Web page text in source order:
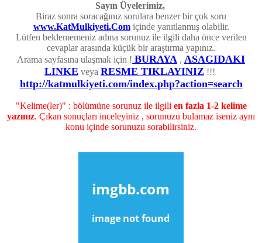
Sayın Üyelerimiz,
Biraz sonra soracağınız sorulara benzer bir çok soru
www.KatMulkiyeti.Comiçinde yanıtlanmış olabilir.
Lütfen beklememeniz adına sorunuz ile ilgili daha önce verilen
cevaplar arasında küçük bir araştırma yapınız.
Arama sayfasına ulaşmak için ! BURAYA , ASAGIDAKI
LINKE veya RESME TIKLAYINIZ !!!
http://katmulkiyeti.com/index.php?action=search
"Kelime(ler)" : bölümüne sorunuz ile ilgili en fazla 1-2 kelime
yazınız. Çıkan sonuçları inceleyiniz , sorunuzu bulamaz iseniz aynı
konu içinde sorunuzu sorabilirsiniz.